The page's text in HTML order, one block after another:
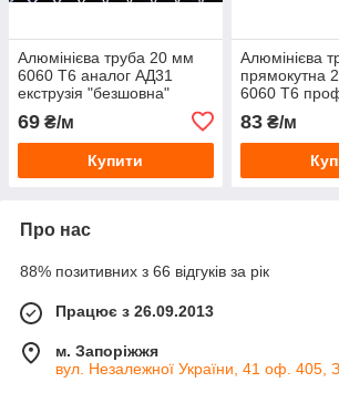
Алюмінієва труба 20 мм
6060 Т6 аналог АД31
екструзія "безшовна"
69 ₴/м
Купити
Алюмінієва
прямокутна
6060 Т6
83₴/м
Про нас
88% позитивних з 66 відгуків за рік
Працює з 26.09.2013
м. Запоріжжя
вул. Незалежної України, 41 оф. 405,